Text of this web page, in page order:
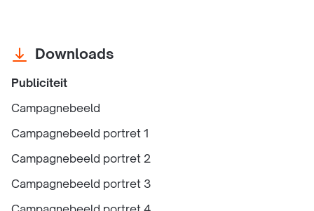
Downloads
Publiciteit
Campagnebeeld
Campagnebeeld portret 1
Campagnebeeld portret 2
Campagnebeeld portret 3